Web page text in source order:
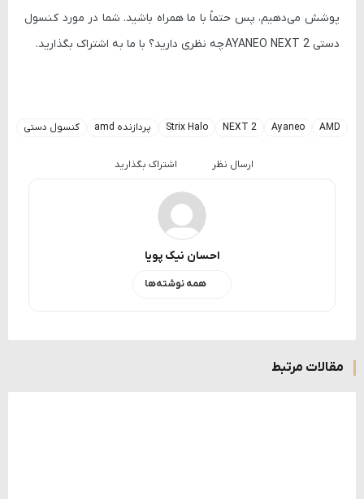
پوشش می‌دهیم، پس حتماً با ما همراه باشید. شما در مورد کنسول
دستی AYANEO NEXT 2چه نظری دارید؟ با ما به اشتراک بگذارید.
AMD
Ayaneo
NEXT 2
Strix Halo پردازنده amd کنسول دستی
ارسال نظر اشتراک بگذارید
احسان نیک پویا
همه نوشته‌ها
مقالات مرتبط